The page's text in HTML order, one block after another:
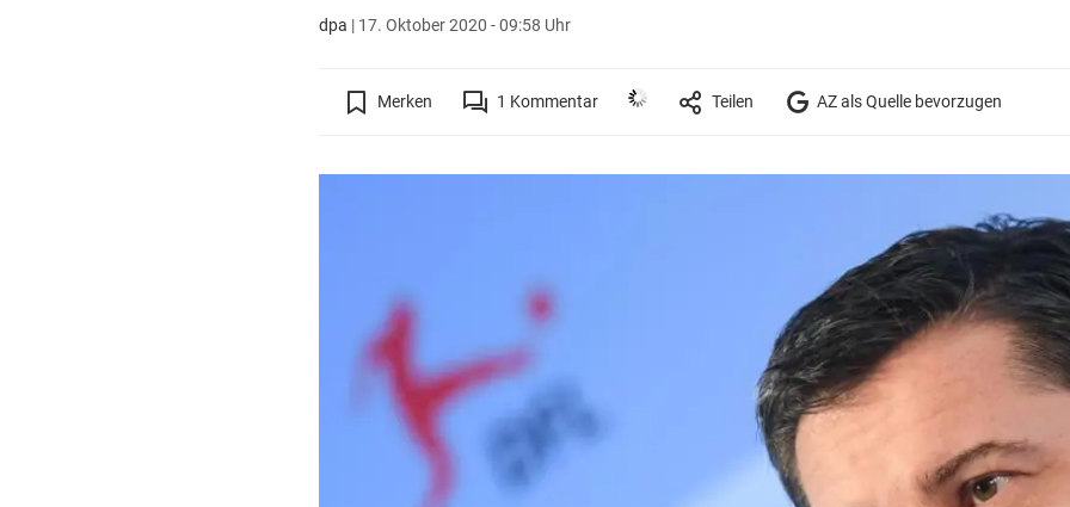
dpa | 17. Oktober 2020 - 09:58 Uhr
Merken 1 Kommentar Teilen AZ als Quelle bevorzugen